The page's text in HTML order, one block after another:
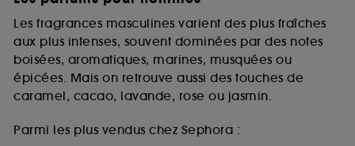
Les fragrances masculines varient des plus fraîches
aux plus intenses, souvent dominées par des notes
boisées, aromatiques, marines, musquées ou
épicées. Mais on retrouve aussi des touches de
caramel, cacao, lavande, rose ou jasmin.
Parmi les plus vendus chez Sephora :